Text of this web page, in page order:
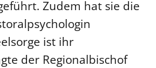
Zudem hat sie die
ist ihr
der Regionalbischof